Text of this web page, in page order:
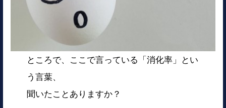
ところで、ここで言っている「消化率」とい
う言葉、
聞いたことありますか？